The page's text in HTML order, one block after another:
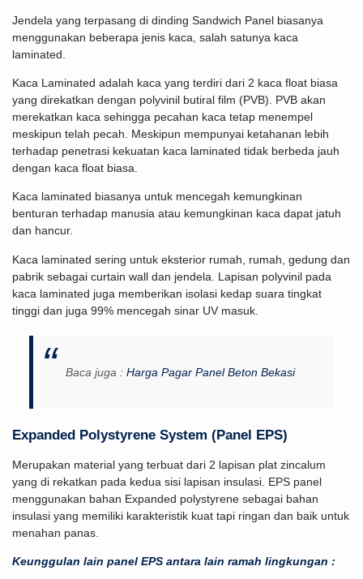
Jendela yang terpasang di dinding Sandwich Panel biasanya
menggunakan beberapa jenis kaca, salah satunya kaca
laminated.
Kaca Laminated adalah kaca yang terdiri dari 2 kaca float biasa
yang direkatkan dengan polyvinil butiral film (PVB). PVB akan
merekatkan kaca sehingga pecahan kaca tetap menempel
meskipun telah pecah. Meskipun mempunyai ketahanan lebih
terhadap penetrasi kekuatan kaca laminated tidak berbeda jauh
dengan kaca float biasa.
Kaca laminated biasanya untuk mencegah kemungkinan
benturan terhadap manusia atau kemungkinan kaca dapat jatuh
dan hancur.
Kaca laminated sering untuk eksterior rumah, rumah, gedung dan
pabrik sebagai curtain wall dan jendela. Lapisan polyvinil pada
kaca laminated juga memberikan isolasi kedap suara tingkat
tinggi dan juga 99% mencegah sinar UV masuk.
Baca juga : Harga Pagar Panel Beton Bekasi
Expanded Polystyrene System (Panel EPS)
Merupakan material yang terbuat dari 2 lapisan plat zincalum
yang di rekatkan pada kedua sisi lapisan insulasi. EPS panel
menggunakan bahan Expanded polystyrene sebagai bahan
insulasi yang memiliki karakteristik kuat tapi ringan dan baik untuk
menahan panas.
Keunggulan lain panel EPS antara lain ramah lingkungan :